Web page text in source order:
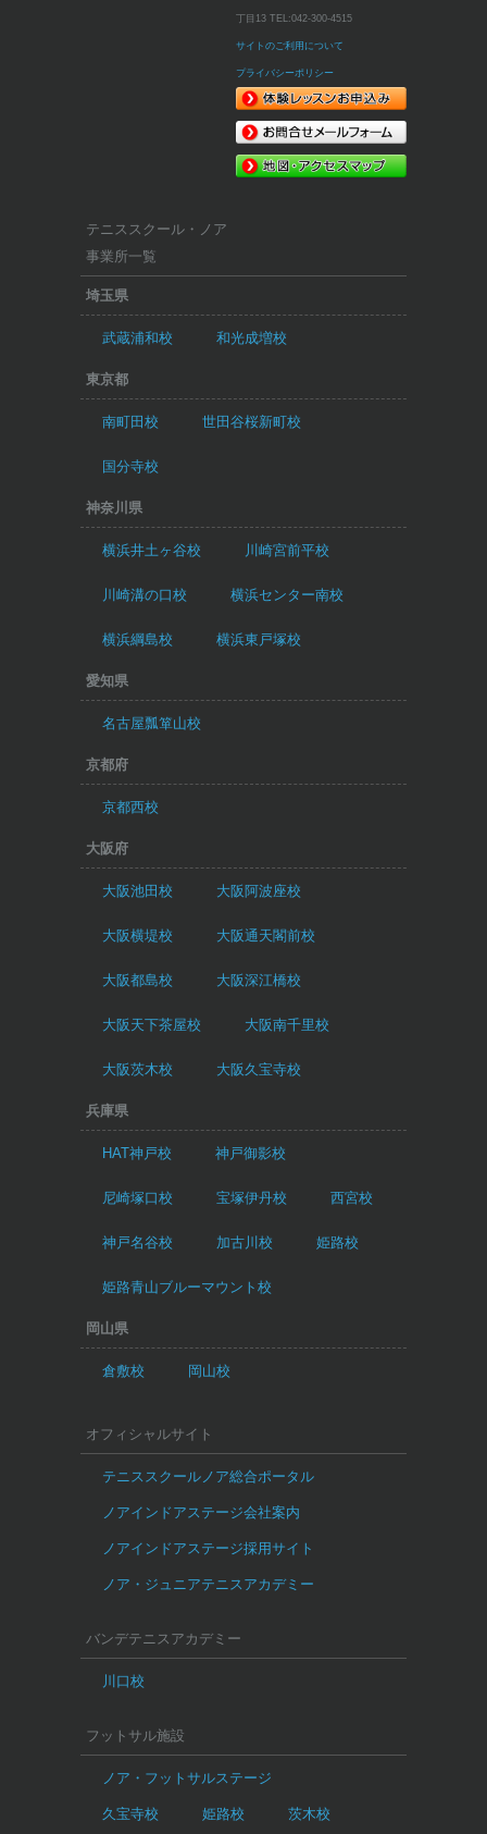
丁目13 TEL:042-300-4515
サイトのご利用について
プライバシーポリシー
テニススクール・ノア
事業所一覧
埼玉県
武蔵浦和校 和光成増校
東京都
南町田校 世田谷桜新町校
国分寺校
神奈川県
横浜井土ヶ谷校 川崎宮前平校
川崎溝の口校 横浜センター南校
横浜綱島校 横浜東戸塚校
愛知県
名古屋瓢箪山校
京都府
京都西校
大阪府
大阪池田校 大阪阿波座校
大阪横堤校 大阪通天閣前校
大阪都島校 大阪深江橋校
大阪天下茶屋校 大阪南千里校
大阪茨木校 大阪久宝寺校
兵庫県
HAT神戸校 神戸御影校
尼崎塚口校 宝塚伊丹校 西宮校
神戸名谷校 加古川校 姫路校
姫路青山ブルーマウント校
岡山県
倉敷校 岡山校
オフィシャルサイト
テニススクールノア総合ポータル
ノアインドアステージ会社案内
ノアインドアステージ採用サイト
ノア・ジュニアテニスアカデミー
バンデテニスアカデミー
川口校
フットサル施設
ノア・フットサルステージ
久宝寺校 姫路校 茨木校